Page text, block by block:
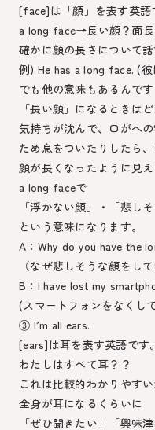
[face]は「顔」を表す英語
a long face→長い顔？面長
確かに顔の長さについて話
例) He has a long face. (
でも他の意味もあるんです
「長い顔」になるときは
気持ちが沈んで、口がへ
ため息をついたりしたら
顔が長くなったように見
a long faceで
「浮かない顔」・「悲し
という意味になります。
A：Why do you have the
（なぜ悲しそうな顔をして
B：I have lost my
(スマートフォンをなくし
③ I’m all ears.
[ears]は耳を表す英語です。
わたしはすべて耳？？
これは比較的わかりやすい
全身が耳になるくらいに
「ぜひ聞きたい」「興味